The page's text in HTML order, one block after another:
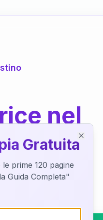
nel
interpretazione
Gratuita
prime 120 pagine
Guida Completa"